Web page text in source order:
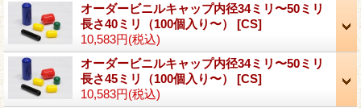
オーダービニルキャップ内径34ミリ〜50ミリ
長さ40ミリ（100個入り〜） [CS]
10,583円(税込)
オーダービニルキャップ内径34ミリ〜50ミリ
長さ45ミリ（100個入り〜） [CS]
10,583円(税込)